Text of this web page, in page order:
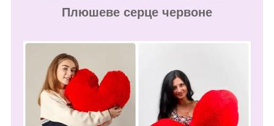
Плюшеве серце червоне